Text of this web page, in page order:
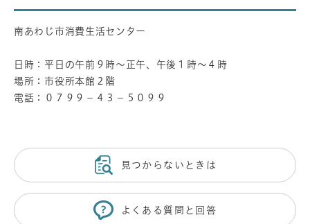
南あわじ市消費生活センター
日時：平日の午前９時～正午、午後１時～４時
場所：市役所本館２階
電話：０７９９－４３－５０９９
見つからないときは
よくある質問と回答